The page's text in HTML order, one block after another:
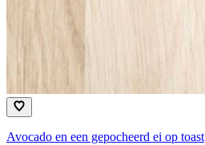
Avocado en een gepocheerd ei op toast